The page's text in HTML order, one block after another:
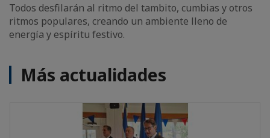
Todos desfilarán al ritmo del tambito, cumbias y otros
ritmos populares, creando un ambiente lleno de
energía y espíritu festivo.
Más actualidades